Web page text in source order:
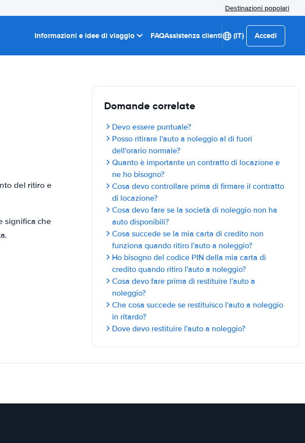
Destinazioni popolari
Informazioni e idee di viaggio FAQAssistenza clienti (IT) Accedi
del ritiro e
significa che
Domande correlate
Devo essere puntuale?
Posso ritirare l'auto a noleggio al di fuori
dell'orario normale?
Quanto è importante un contratto di locazione e
ne ho bisogno?
Cosa devo controllare prima di firmare il contratto
di locazione?
Cosa devo fare se la società di noleggio non ha
auto disponibili?
Cosa succede se la mia carta di credito non
funziona quando ritiro l'auto a noleggio?
Ho bisogno del codice PIN della mia carta di
credito quando ritiro l'auto a noleggio?
Cosa devo fare prima di restituire l'auto a
noleggio?
Che cosa succede se restituisco l'auto a noleggio
in ritardo?
Dove devo restituire l'auto a noleggio?